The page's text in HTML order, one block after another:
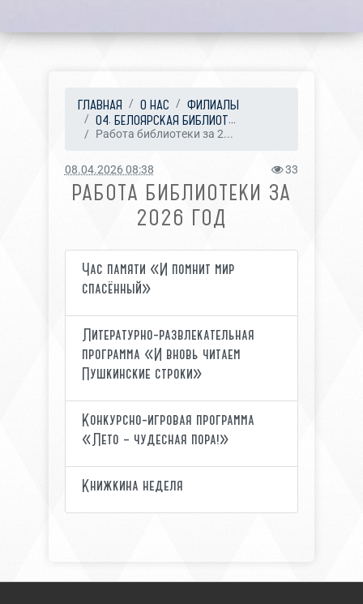
ГЛАВНАЯ О НАС
ФИЛИАЛЫ
04. БЕЛОЯРСКАЯ БИБЛИОТ...
Работа библиотеки за 2...
08.04.2026 08:38 33
РАБОТА БИБЛИОТЕКИ ЗА
2026 ГОД
Час памяти «И помнит мир
спасённый»
Литературно-развлекательная
программа «И вновь читаем
Пушкинские строки»
Конкурсно-игровая программа
«Лето – чудесная пора!»
Книжкина неделя